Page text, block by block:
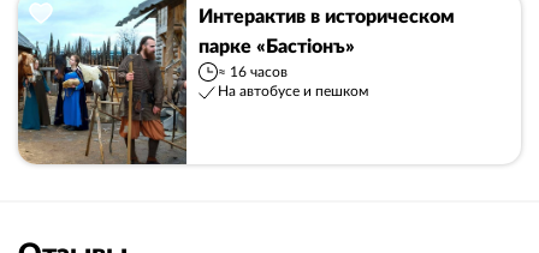
Интерактив в историческом
парке «Бастiонъ»
≈ 16 часов
На автобусе и пешком